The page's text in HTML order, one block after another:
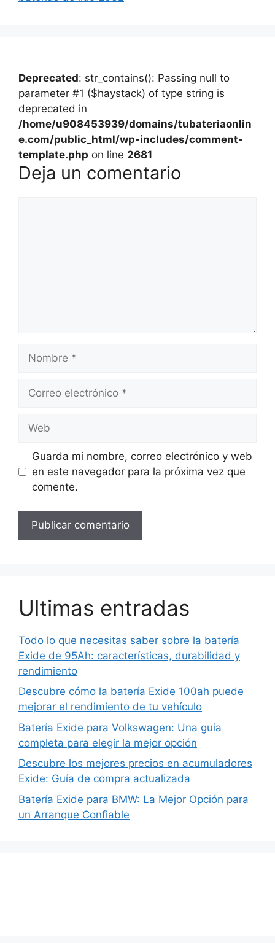
Deprecated: str_contains(): Passing null to
parameter #1 ($haystack) of type string is
deprecated in
/home/u908453939/domains/tubateriaonlin
e.com/public_html/wp-includes/comment-
template.php on line 2681
Deja un comentario
Nombre
Correo
Web
Guarda mi nombre, correo electrónico y web
en este navegador para la próxima vez que
comente.
Ultimas entradas
Todo lo que necesitas saber sobre la batería
Exide de 95Ah: características, durabilidad y
rendimiento
Descubre cómo la batería Exide 100ah puede
mejorar el rendimiento de tu vehículo
Batería Exide para Volkswagen: Una guía
completa para elegir la mejor opción
Descubre los mejores precios en acumuladores
Exide: Guía de compra actualizada
Batería Exide para BMW: La Mejor Opción para
un Arranque Confiable